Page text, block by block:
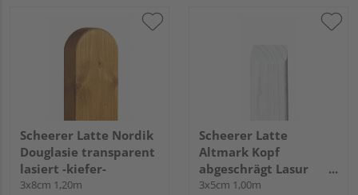
Scheerer Latte Nordik
Douglasie transparent
lasiert -kiefer-
3x8cm 1,20m
Scheerer Latte
Altmark Kopf
abgeschrägt Lasur
transparent lasiert -
3x5cm 1,00m